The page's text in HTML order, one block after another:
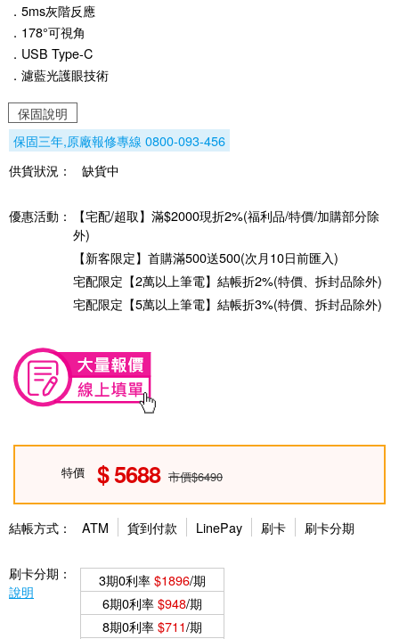
．5ms灰階反應
．178°可視角
．USB Type-C
．濾藍光護眼技術
保固說明
保固三年,原廠報修專線 0800-093-456
供貨狀況：
缺貨中
優惠活動：
【宅配/超取】滿$2000現折2%(福利品/特價/加購部分除
外)
【新客限定】首購滿500送500(次月10日前匯入)
宅配限定【2萬以上筆電】結帳折2%(特價、拆封品除外)
宅配限定【5萬以上筆電】結帳折3%(特價、拆封品除外)
特價 5688 市價$6490
結帳方式： ATM 貨到付款 LinePay 刷卡 刷卡分期
刷卡分期：
說明
3期0利率$1896/期
6期0利率$948/期
8期0利率$711/期